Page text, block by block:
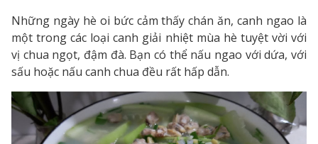
Những ngày hè oi bức cảm thấy chán ăn, canh ngao là
một trong các loại canh giải nhiệt mùa hè tuyệt vời với
vị chua ngọt, đậm đà. Bạn có thể nấu ngao với dứa, với
sấu hoặc nấu canh chua đều rất hấp dẫn.